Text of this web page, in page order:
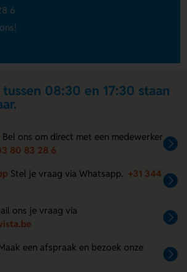
6
08:30 en 17:30 staan
Bel ons om direct met een medewerker
80 83 28 6
Stel je vraag via Whatsapp. +31 344
ons je vraag via
een afspraak en bezoek onze